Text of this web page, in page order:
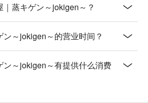
，地理位置也超级方便，从地铁东西线
钟，就在热门景点新风馆旁边，逛街
或小酌几杯都超适合！就算从四条乌丸
。这里不仅有轻松的用餐氛围，还有提
管是情侣约会、朋友聚餐还是家庭旅
位子。而且一楼全面禁烟，二楼虽然可
有独立吸烟区，让大家都能自在享受美
蒸キゲン～jokigen～？
～jokigen～的营业时间？
ン～jokigen～有提供什么消费